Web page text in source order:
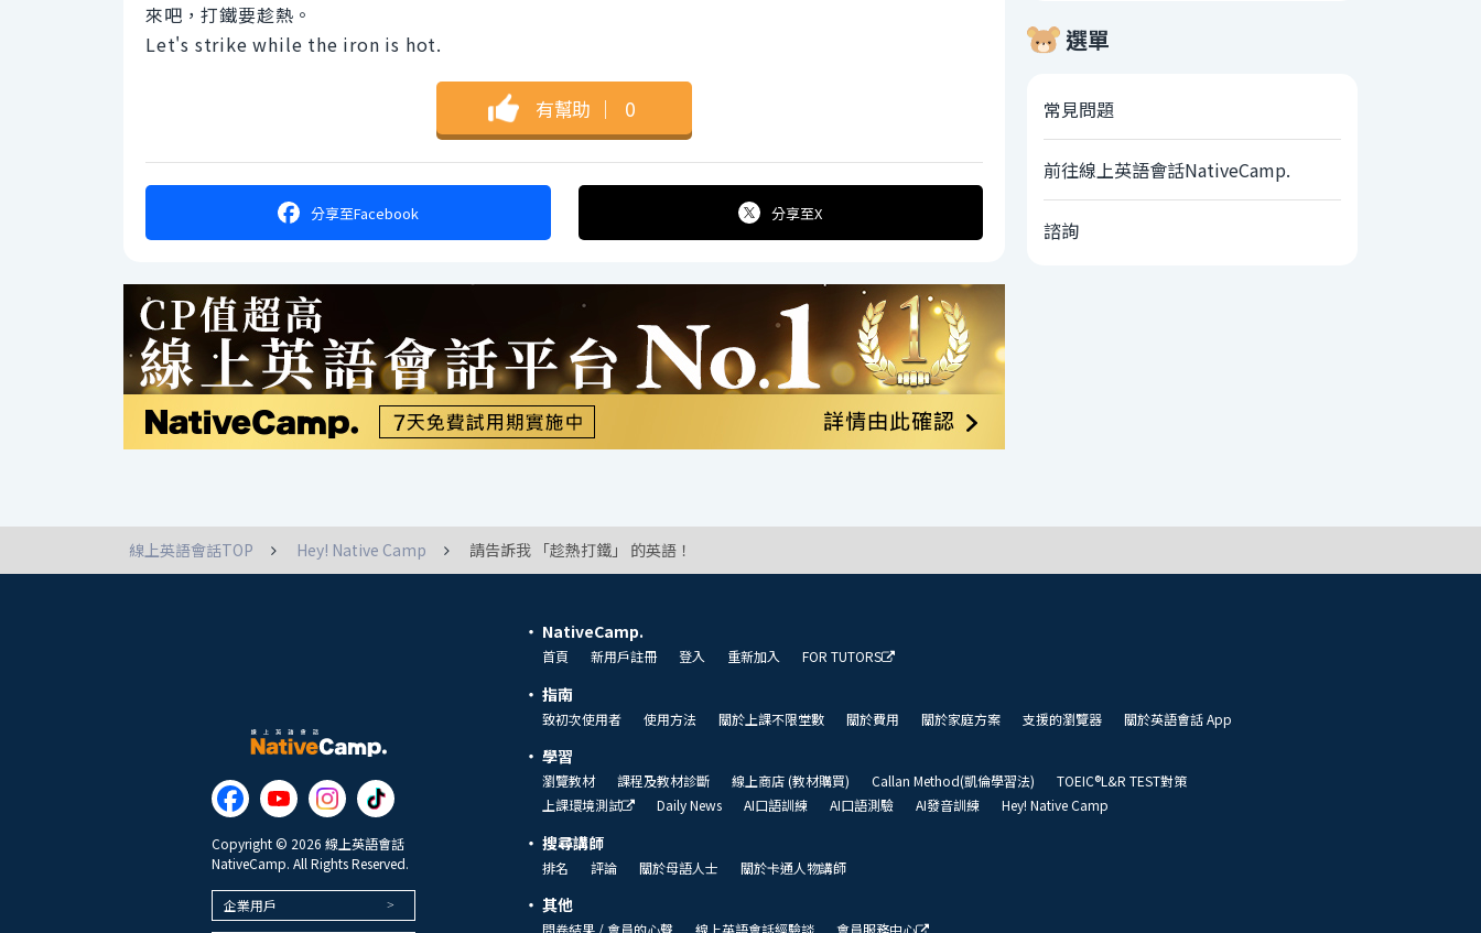
來吧，打鐵要趁熱。
Let's strike while the iron is hot.
有幫助 ｜ 0
分享至Facebook 分享至X
選單
常見問題
前往線上英語會話NativeCamp.
諮詢
線上英語會話TOP Hey! Native Camp 請告訴我 「趁熱打鐵」 的英語！
Copyright © 2026 線上英語會話
NativeCamp. All Rights Reserved.
企業用戶
NativeCamp.
首頁 新用戶註冊 登入 重新加入 FOR TUTORS
指南
致初次使用者 使用方法 關於上課不限堂數 關於費用 關於家庭方案 支援的瀏覽器 關於英語會話 App
學習
瀏覽教材 課程及教材診斷 線上商店 (教材購買) Callan Method(凱倫學習法)
TOEIC®L&R TEST對策
上課環境測試
Daily News AI口語訓練 AI口語測驗 AI發音訓練 Hey! Native Camp
搜尋講師
排名 評論 關於母語人士 關於卡通人物講師
其他